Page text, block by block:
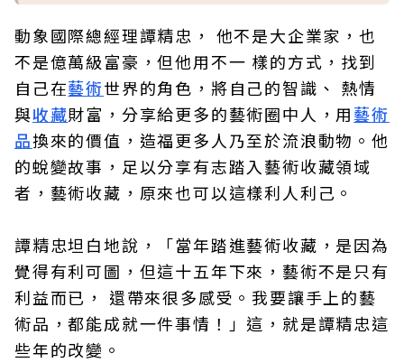
動象國際總經理譚精忠， 他不是大企業家，也
不是億萬級富豪，但他用不一 樣的方式，找到
自己在藝術世界的角色，將自己的智識、 熱情
與收藏財富，分享給更多的藝術圈中人，用藝術
品換來的價值，造福更多人乃至於流浪動物。他
的蛻變故事，足以分享有志踏入藝術收藏領域
者，藝術收藏，原來也可以這樣利人利己。
譚精忠坦白地說，「當年踏進藝術收藏，是因為
覺得有利可圖，但這十五年下來，藝術不是只有
利益而已， 還帶來很多感受。我要讓手上的藝
術品，都能成就一件事情！」這，就是譚精忠這
些年的改變。